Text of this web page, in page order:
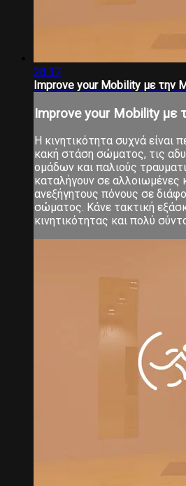
28:37
Improve your Mobility με την
Improve your Mobility με
Η κινητικότητα συχνά είναι
κακή στάση σώματος, τις
ομάδων και παλιούς
καταλήγουν σε αλλοιωμένες
ανεξήγητους πόνους σε
σώματος. Κάνε τακτική
κινητικότητας και πολύ